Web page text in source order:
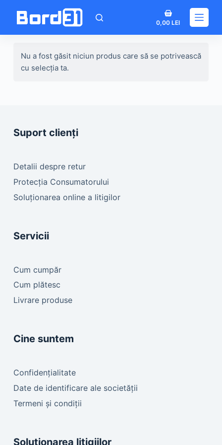
Coș
de
0,00LEI
Nu a fost găsit niciun produs care să se potrivească
cu selecția ta.
Suport clienți
Detalii despre retur
Protecția Consumatorului
Soluționarea online a litigilor
Servicii
Cum cumpăr
Cum plătesc
Livrare produse
Cine suntem
Confidențialitate
Date de identificare ale societății
Termeni și condiții
Soluționarea litigiilor